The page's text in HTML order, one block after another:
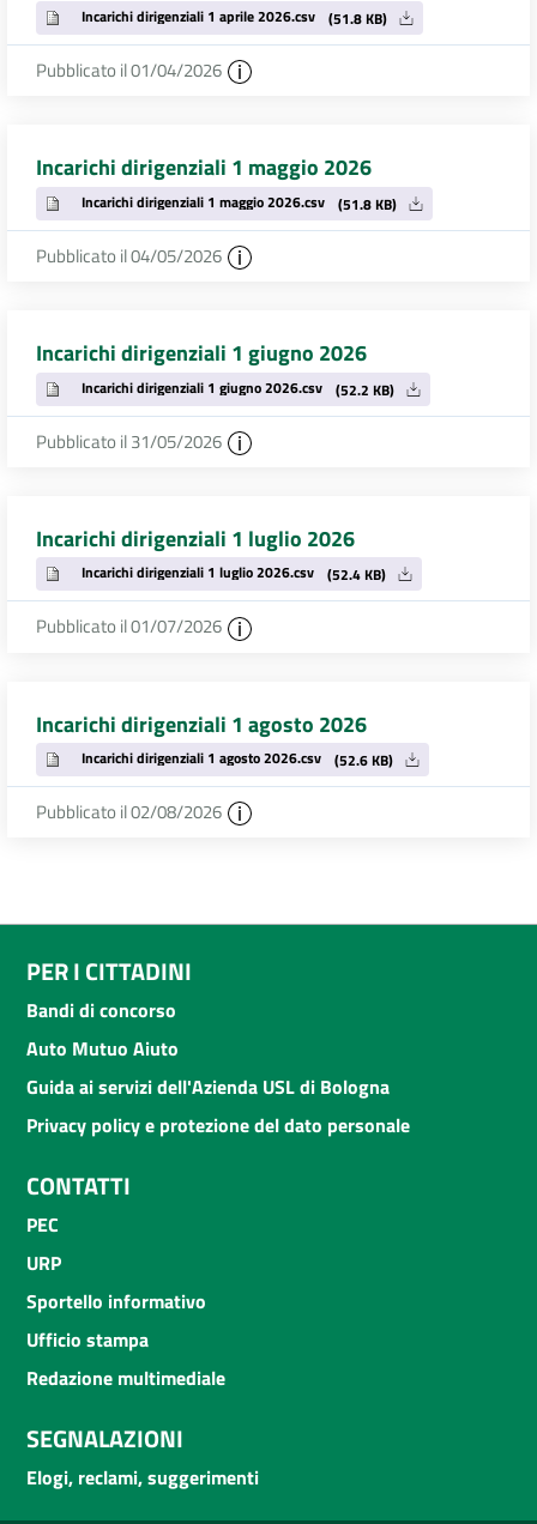
Incarichi dirigenziali 1 aprile 2026.csv (51.8 KB)
Pubblicato il 01/04/2026
Incarichi dirigenziali 1 maggio 2026
Incarichi dirigenziali 1 maggio 2026.csv (51.8 KB)
Pubblicato il 04/05/2026
Incarichi dirigenziali 1 giugno 2026
Incarichi dirigenziali 1 giugno 2026.csv (52.2 KB)
Pubblicato il 31/05/2026
Incarichi dirigenziali 1 luglio 2026
Incarichi dirigenziali 1 luglio 2026.csv (52.4 KB)
Pubblicato il 01/07/2026
Incarichi dirigenziali 1 agosto 2026
Incarichi dirigenziali 1 agosto 2026.csv (52.6 KB)
Pubblicato il 02/08/2026
PER I CITTADINI
Bandi di concorso
Auto Mutuo Aiuto
Guida ai servizi dell'Azienda USL di Bologna
Privacy policy e protezione del dato personale
CONTATTI
PEC
URP
Sportello informativo
Ufficio stampa
Redazione multimediale
SEGNALAZIONI
Elogi, reclami, suggerimenti